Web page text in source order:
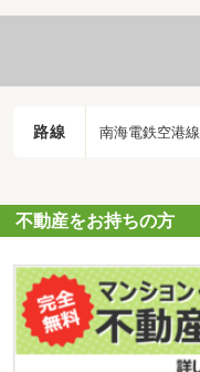
路線 南海電鉄空港線
不動産をお持ちの方